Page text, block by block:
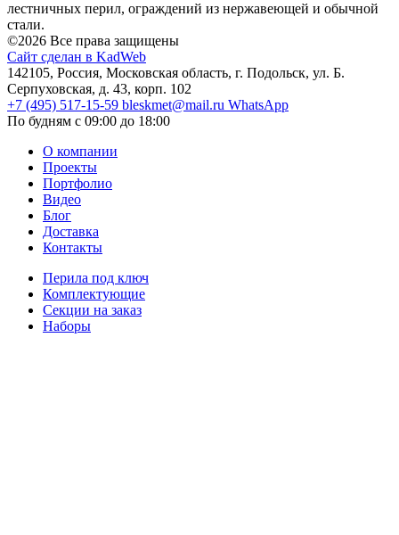
лестничных перил, ограждений из нержавеющей и обычной
стали.
©2026 Все права защищены
Сайт сделан в KadWeb
142105, Россия, Московская область, г. Подольск, ул. Б.
Серпуховская, д. 43, корп. 102
+7 (495) 517-15-59 bleskmet@mail.ru WhatsApp
По будням с 09:00 до 18:00
О компании
Проекты
Портфолио
Видео
Блог
Доставка
Контакты
Перила под ключ
Комплектующие
Секции на заказ
Наборы